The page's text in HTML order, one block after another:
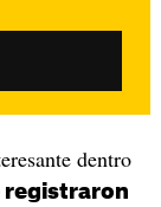
dentro
registraron